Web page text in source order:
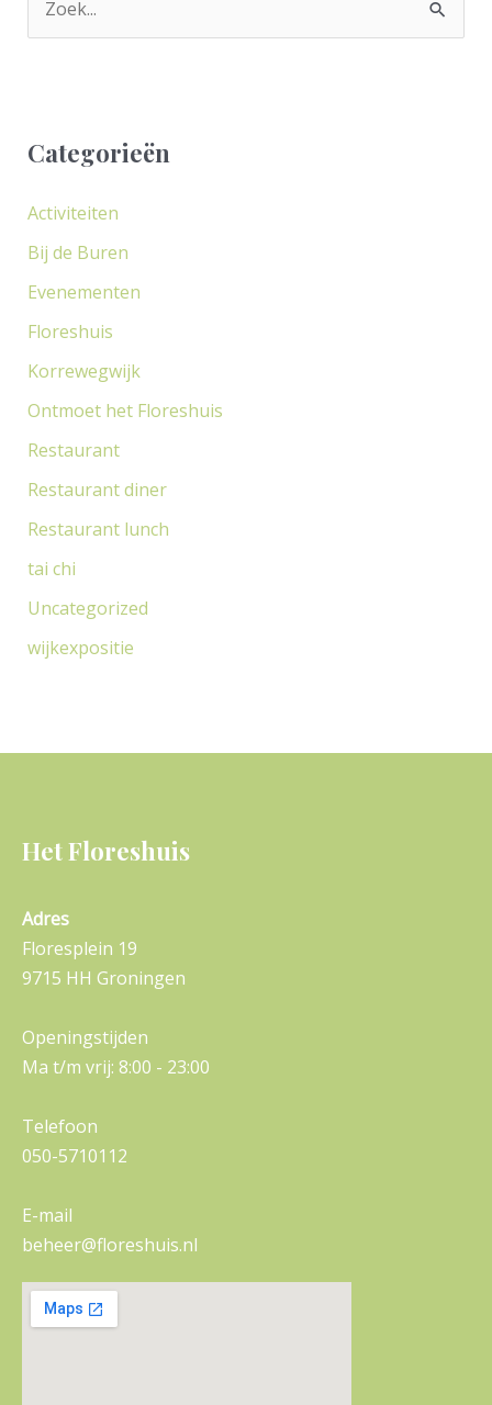
n
a
r
:
Categorieën
Activiteiten
Bij de Buren
Evenementen
Floreshuis
Korrewegwijk
Ontmoet het Floreshuis
Restaurant
Restaurant diner
Restaurant lunch
tai chi
Uncategorized
wijkexpositie
Het Floreshuis
Adres
Floresplein 19
9715 HH Groningen
Openingstijden
Ma t/m vrij: 8:00 - 23:00
Telefoon
050-5710112
E-mail
beheer@floreshuis.nl